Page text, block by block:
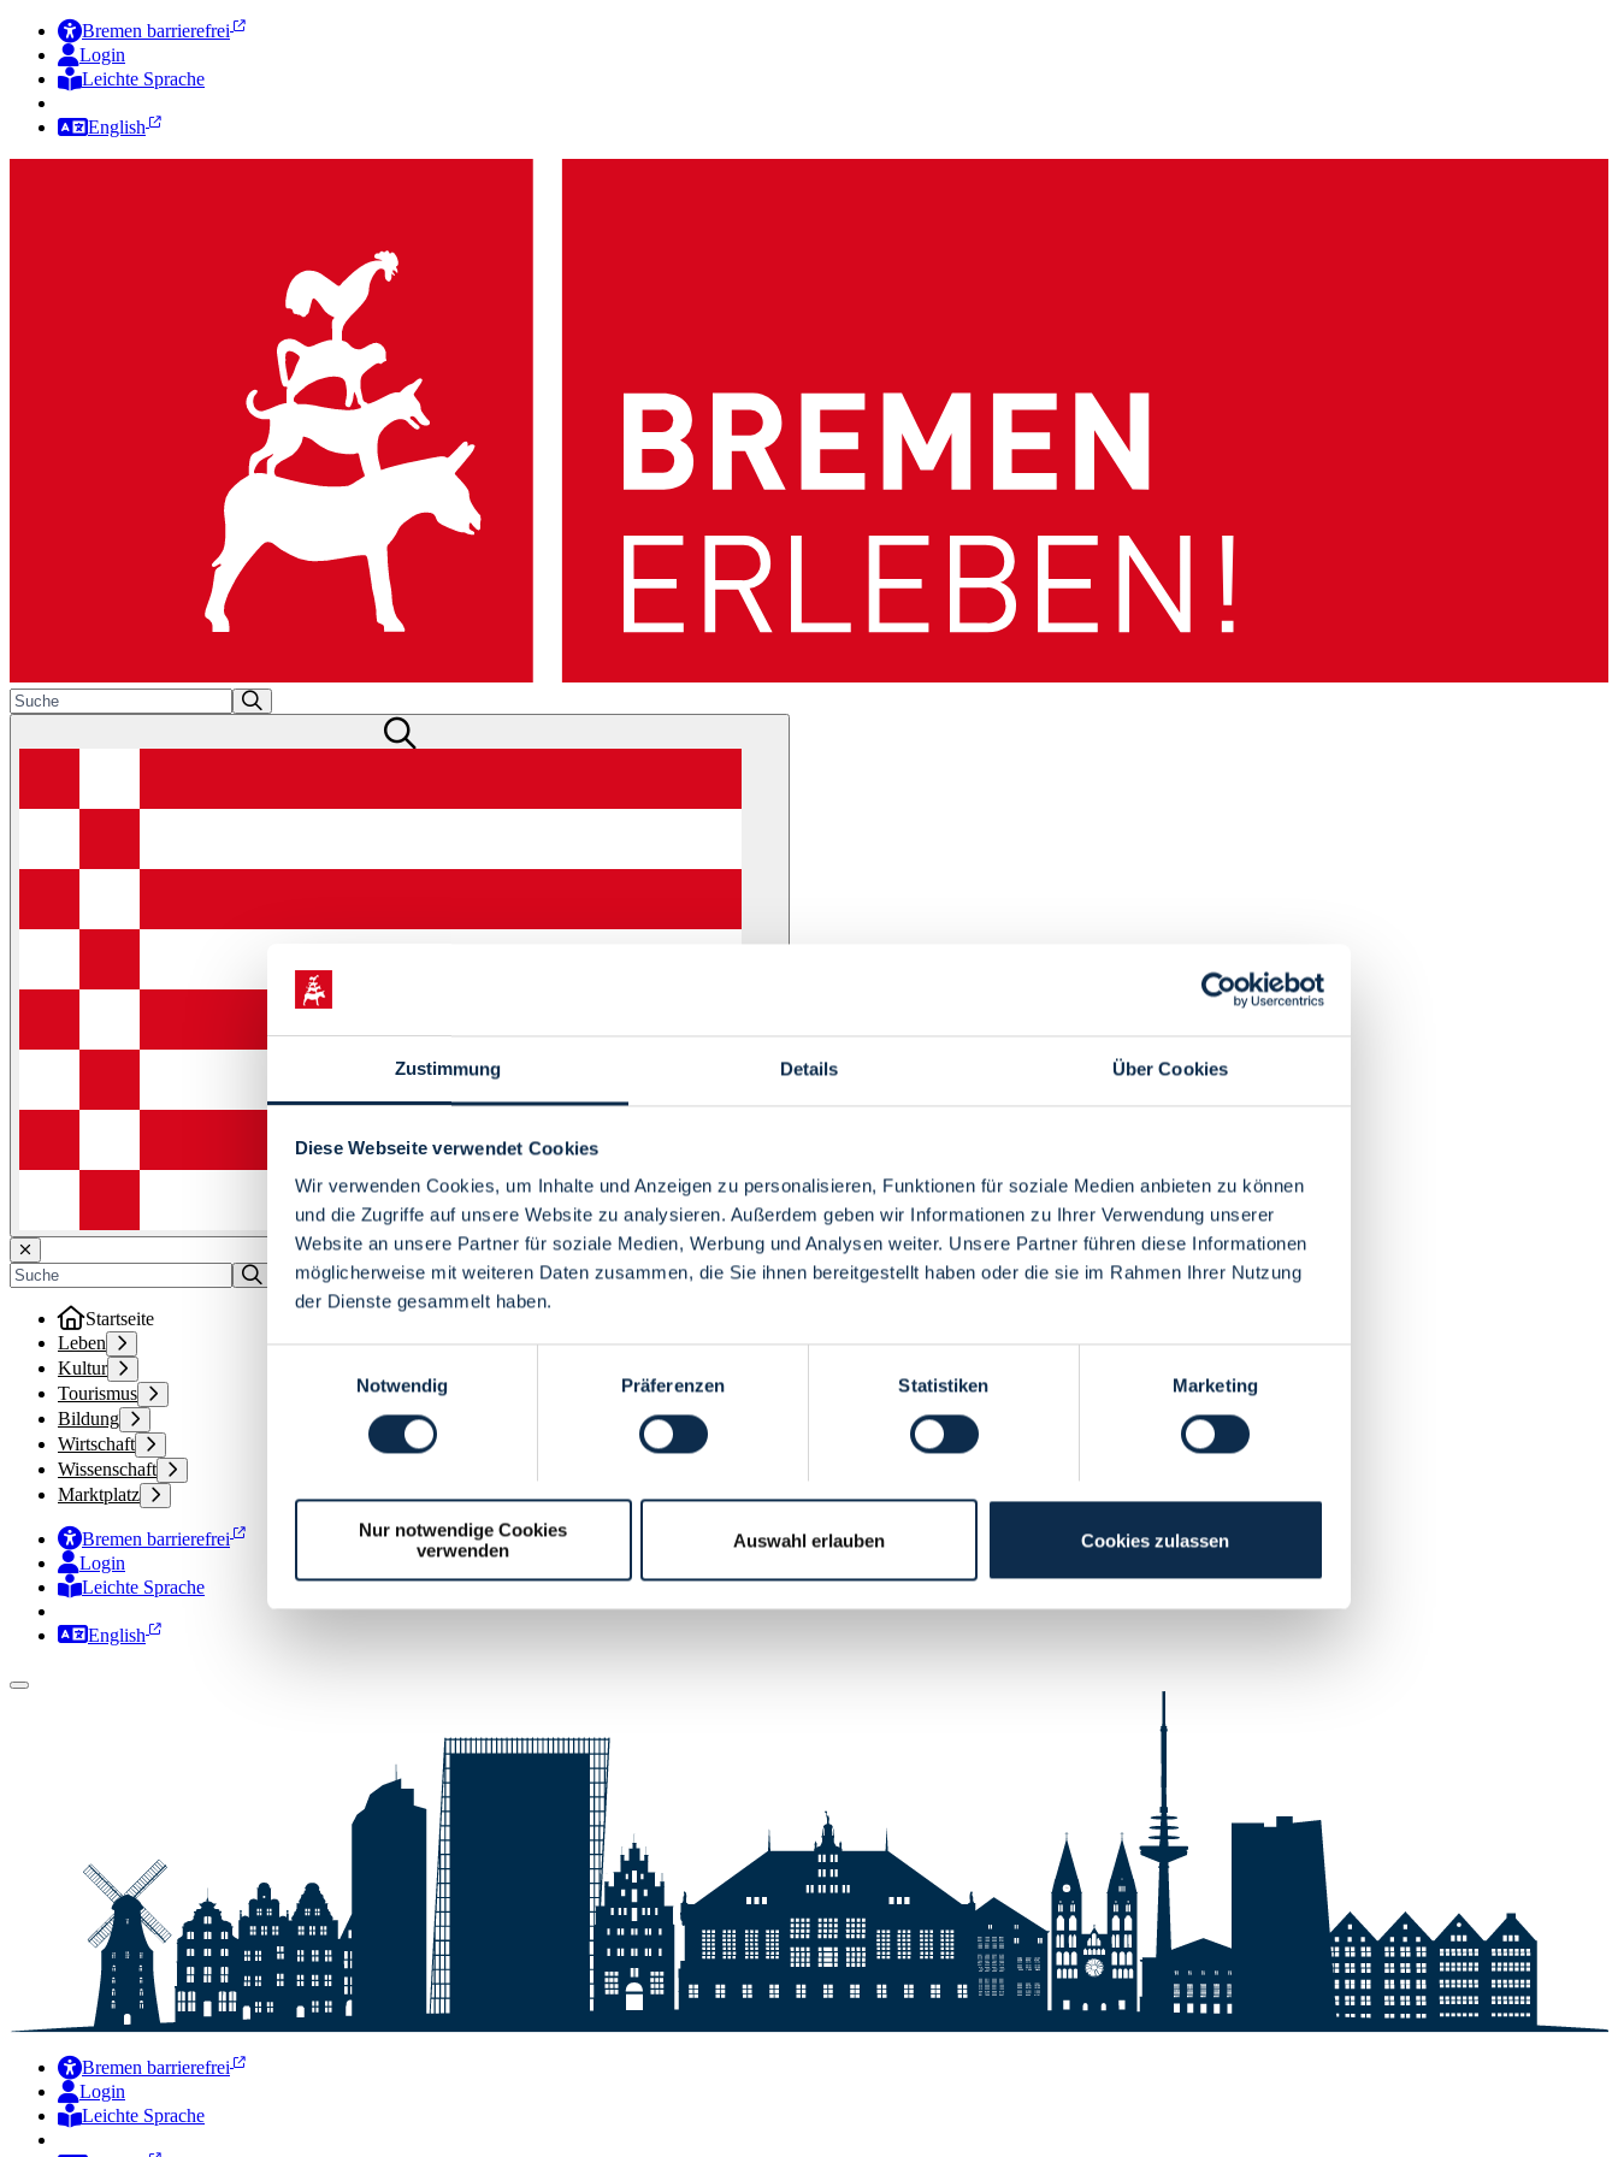
Zustimmung Details Über Cookies
Diese Webseite verwendet Cookies
Wir verwenden Cookies, um Inhalte und Anzeigen zu personalisieren, Funktionen für soziale Medien anbieten zu können
und die Zugriffe auf unsere Website zu analysieren. Außerdem geben wir Informationen zu Ihrer Verwendung unserer
Website an unsere Partner für soziale Medien, Werbung und Analysen weiter. Unsere Partner führen diese Informationen
möglicherweise mit weiteren Daten zusammen, die Sie ihnen bereitgestellt haben oder die sie im Rahmen Ihrer Nutzung
der Dienste gesammelt haben.
Notwendig
Präferenzen Statistiken Marketing
Nur notwendige Cookies
verwenden
Auswahl erlauben Cookies zulassen
Bremen barrierefrei
Login
Leichte Sprache
English
Menü
Startseite
Leben
Kultur
Tourismus
Bildung
Wirtschaft
Wissenschaft
Marktplatz
Bremen barrierefrei
Login
Leichte Sprache
Zur Deutschen Gebärdensprache
English
Bremen barrierefrei
Login
Leichte Sprache